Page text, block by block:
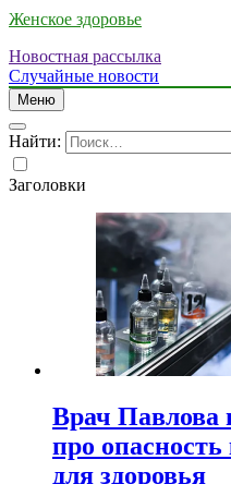
Женское здоровье
Новостная рассылка
Случайные новости
Меню
Найти:
Заголовки
Врач Павлова
про
для здоровья